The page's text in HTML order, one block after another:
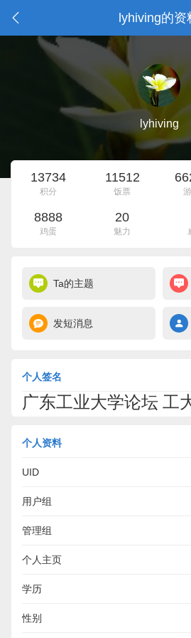
lyhiving的资
lyhiving
13734
积分
11512
饭票
8888
鸡蛋
20
魅力
Ta的主题
发短消息
个人签名
广东工业大学论坛 工
个人资料
UID
用户组
管理组
个人主页
学历
性别